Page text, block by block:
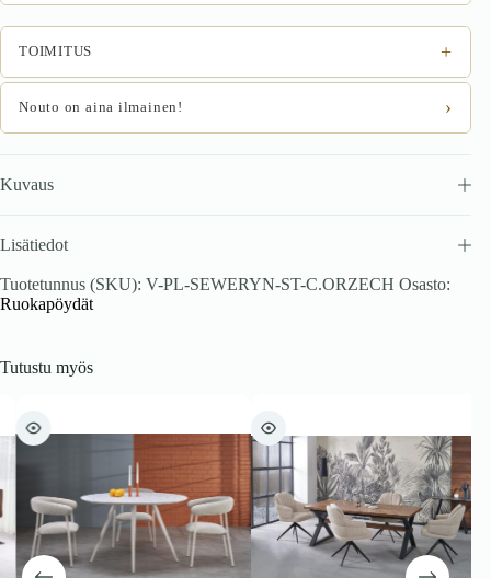
TOIMITUS +
Nouto on aina ilmainen! ›
Kuvaus
Lisätiedot
Tuotetunnus (SKU): V-PL-SEWERYN-ST-C.ORZECH Osasto:
Ruokapöydät
Tutustu myös